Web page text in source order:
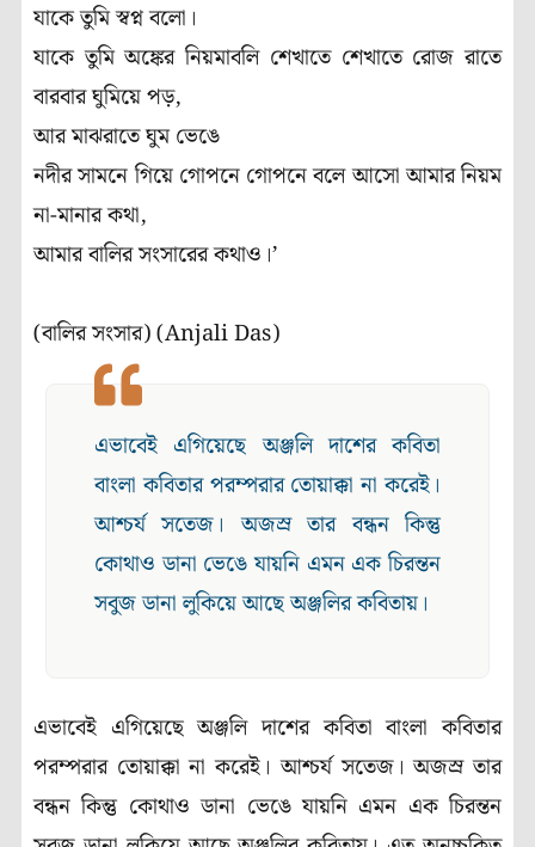
যাকে তুমি স্বপ্ন বলো।
যাকে তুমি অঙ্কের নিয়মাবলি শেখাতে শেখাতে রোজ রাতে
বারবার ঘুমিয়ে পড়,
আর মাঝরাতে ঘুম ভেঙে
নদীর সামনে গিয়ে গোপনে গোপনে বলে আসো আমার নিয়ম
না-মানার কথা,
আমার বালির সংসারের কথাও।’
(বালির সংসার) (Anjali Das)
এভাবেই এগিয়েছে অঞ্জলি দাশের কবিতা
বাংলা কবিতার পরম্পরার তোয়াক্কা না করেই।
আশ্চর্য সতেজ। অজস্র তার বন্ধন কিন্তু
কোথাও ডানা ভেঙে যায়নি এমন এক চিরন্তন
সবুজ ডানা লুকিয়ে আছে অঞ্জলির কবিতায়।
এভাবেই এগিয়েছে অঞ্জলি দাশের কবিতা বাংলা কবিতার
পরম্পরার তোয়াক্কা না করেই। আশ্চর্য সতেজ। অজস্র তার
বন্ধন কিন্তু কোথাও ডানা ভেঙে যায়নি এমন এক চিরন্তন